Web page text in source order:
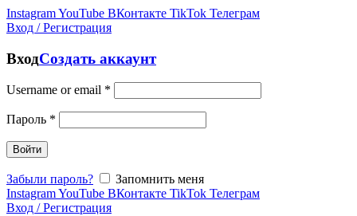
InstagramYouTube ВКонтакте TikTok Телеграм
Вход / Регистрация
ВходСоздать аккаунт
Username or email *
Пароль *
Войти
Забыли пароль?
Запомнить меня
InstagramYouTube ВКонтакте TikTok Телеграм
Вход / Регистрация